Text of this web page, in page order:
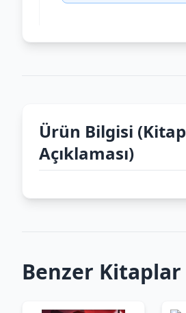
Ürün Bilgisi (Kitap
Açıklaması)
Benzer Kitaplar